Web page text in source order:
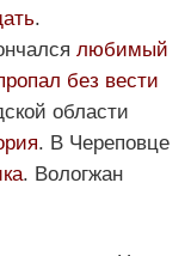
.
любимый
без вести
области
. В Череповце
. Вологжан